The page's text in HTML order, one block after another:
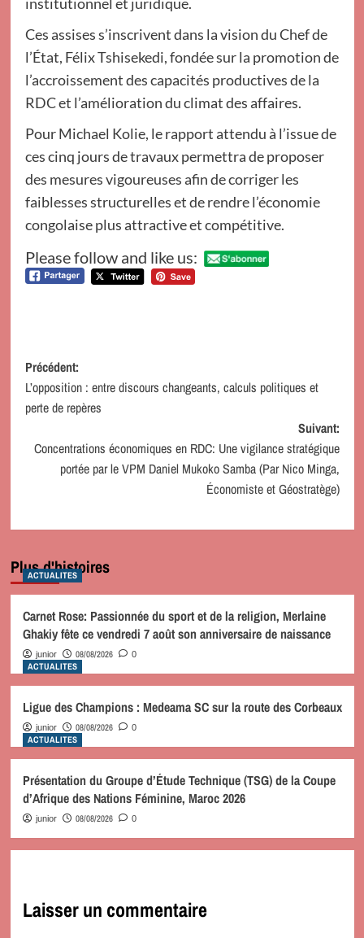
Ces assises s’inscrivent dans la vision du Chef de
l’État, Félix Tshisekedi, fondée sur la promotion de
l’accroissement des capacités productives de la
RDC et l’amélioration du climat des affaires.
Pour Michael Kolie, le rapport attendu à l’issue de
ces cinq jours de travaux permettra de proposer
des mesures vigoureuses afin de corriger les
faiblesses structurelles et de rendre l’économie
congolaise plus attractive et compétitive.
Please follow and like us:
Navigation
d’article
Précédent:
L’opposition : entre discours changeants, calculs politiques et
perte de repères
Suivant:
Concentrations économiques en RDC: Une vigilance stratégique
portée par le VPM Daniel Mukoko Samba (Par Nico Minga,
Économiste et Géostratège)
Plus d'histoires
ACTUALITES
Carnet Rose: Passionnée du sport et de la religion, Merlaine
Ghakiy fête ce vendredi 7 août son anniversaire de naissance
junior 08/08/2026 0
ACTUALITES
Ligue des Champions : Medeama SC sur la route des Corbeaux
junior 08/08/2026 0
ACTUALITES
Présentation du Groupe d’Étude Technique (TSG) de la Coupe
d’Afrique des Nations Féminine, Maroc 2026
junior 08/08/2026 0
Laisser un commentaire